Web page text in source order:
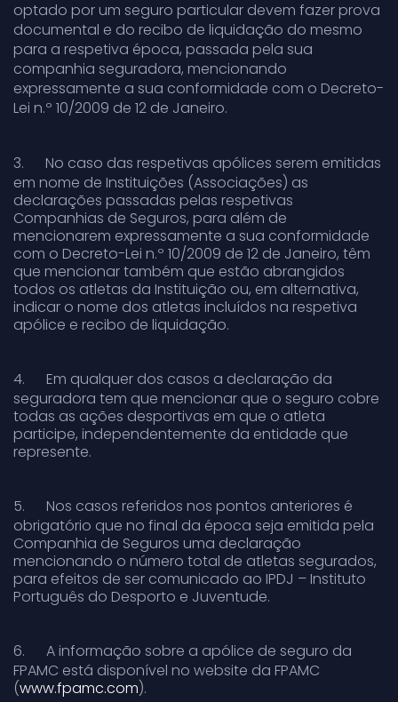
optado por um seguro particular devem fazer prova
documental e do recibo de liquidação do mesmo
para a respetiva época, passada pela sua
companhia seguradora, mencionando
expressamente a sua conformidade com o Decreto-
Lei n.º 10/2009 de 12 de Janeiro.
3.
No caso das respetivas apólices serem emitidas
em nome de Instituições (Associações) as
declarações passadas pelas respetivas
Companhias de Seguros, para além de
mencionarem expressamente a sua conformidade
com o Decreto-Lei n.º 10/2009 de 12 de Janeiro, têm
que mencionar também que estão abrangidos
todos os atletas da Instituição ou, em alternativa,
indicar o nome dos atletas incluídos na respetiva
apólice e recibo de liquidação.
4.
Em qualquer dos casos a declaração da
seguradora tem que mencionar que o seguro cobre
todas as ações desportivas em que o atleta
participe, independentemente da entidade que
represente.
5.
Nos casos referidos nos pontos anteriores é
obrigatório que no final da época seja emitida pela
Companhia de Seguros uma declaração
mencionando o número total de atletas segurados,
para efeitos de ser comunicado ao IPDJ – Instituto
Português do Desporto e Juventude.
6.
A informação sobre a apólice de seguro da
FPAMC está disponível no website da FPAMC
(www.fpamc.com).